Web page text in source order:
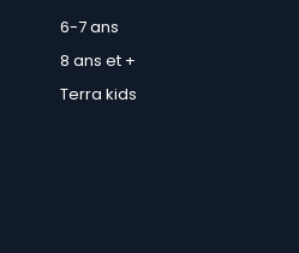
6-7 ans
8 ans et +
Terra kids